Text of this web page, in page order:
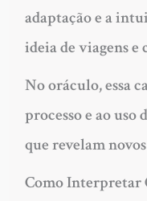
adaptação e a
ideia de viagens e
No oráculo, essa
processo e ao uso
que revelam
Como Interpretar